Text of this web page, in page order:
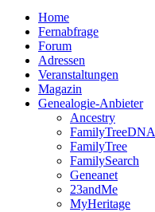
Home
Fernabfrage
Forum
Adressen
Veranstaltungen
Magazin
Genealogie-Anbieter
Ancestry
FamilyTreeDNA
FamilyTree
FamilySearch
Geneanet
23andMe
MyHeritage